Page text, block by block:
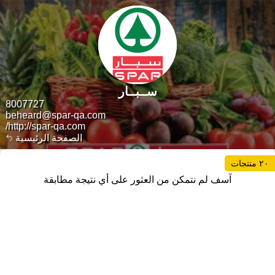
الصفحة الرئيسية
8007727
beheard@spar-qa.com
http://spar-qa.com/
ســبــار
٢٠ منتجات
آسف لم نتمكن من العثور على أي نتيجة مطابقة